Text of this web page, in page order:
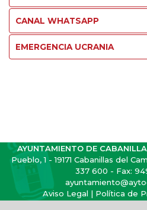
CANAL WHATSAPP
EMERGENCIA UCRANIA
AYUNTAMIENTO DE
Pueblo, 1 - 19171 Cabanillas del
337 600 - Fax:
Aviso Legal | Política de